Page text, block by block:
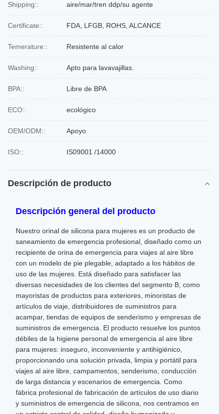
Shipping:: aire/mar/tren ddp/su agente
Certificate:: FDA, LFGB, ROHS, ALCANCE
Temerature:: Resistente al calor
Washing:: Apto para lavavajillas.
BPA:: Libre de BPA
ECO:: ecológico
OEM/ODM:: Apoyo
ISO:: IS09001 /14000
Descripción de producto
Descripción general del producto
Nuestro orinal de silicona para mujeres es un producto de
saneamiento de emergencia profesional, diseñado como un
recipiente de orina de emergencia para viajes al aire libre
con un modelo de pie plegable, adaptado a los hábitos de
uso de las mujeres. Está diseñado para satisfacer las
diversas necesidades de los clientes del segmento B, como
mayoristas de productos para exteriores, minoristas de
artículos de viaje, distribuidores de suministros para
acampar, tiendas de equipos de senderismo y empresas de
suministros de emergencia. El producto resuelve los puntos
débiles de la higiene personal de emergencia al aire libre
para mujeres: inseguro, inconveniente y antihigiénico,
proporcionando una solución privada, limpia y portátil para
viajes al aire libre, campamentos, senderismo, conducción
de larga distancia y escenarios de emergencia. Como
fábrica profesional de fabricación de artículos de uso diario
y suministros de emergencia de silicona, nos centramos en